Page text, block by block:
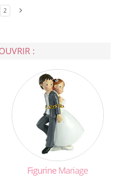
2
:
Figurine Mariage